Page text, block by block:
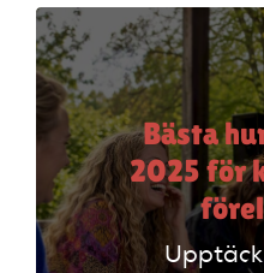
rätt
Bästa
2025 för